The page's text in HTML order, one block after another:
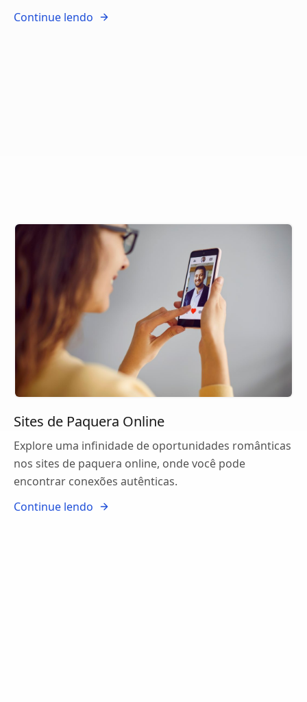
Continue lendo
Sites de Paquera Online
Explore uma infinidade de oportunidades românticas
nos sites de paquera online, onde você pode
encontrar conexões autênticas.
Continue lendo